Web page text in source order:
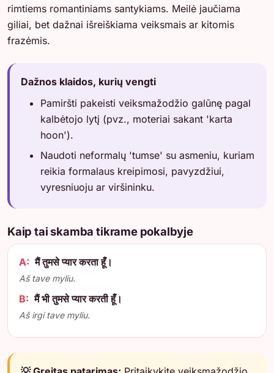
rimtiems romantiniams santykiams. Meilė jaučiama
giliai, bet dažnai išreiškiama veiksmais ar kitomis
frazėmis.
Dažnos klaidos, kurių vengti
Pamiršti pakeisti veiksmažodžio galūnę pagal
kalbėtojo lytį (pvz., moteriai sakant 'karta
hoon').
Naudoti neformalų 'tumse' su asmeniu, kuriam
reikia formalaus kreipimosi, pavyzdžiui,
vyresniuoju ar viršininku.
Kaip tai skamba tikrame pokalbyje
A: मैं तुमसे प्यार करता हूँ।
Aš tave myliu.
B: मैं भी तुमसे प्यार करती हूँ।
Aš irgi tave myliu.